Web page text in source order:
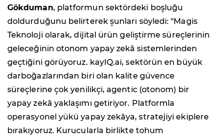
Gökduman, platformun sektördeki boşluğu
doldurduğunu belirterek şunları söyledi: "Magis
Teknoloji olarak, dijital ürün geliştirme süreçlerinin
geleceğinin otonom yapay zekâ sistemlerinden
geçtiğini görüyoruz. kayIQ.ai, sektörün en büyük
darboğazlarından biri olan kalite güvence
süreçlerine çok yenilikçi, agentic (otonom) bir
yapay zekâ yaklaşımı getiriyor. Platformla
operasyonel yükü yapay zekâya, stratejiyi ekiplere
bırakıyoruz. Kurucularla birlikte tohum